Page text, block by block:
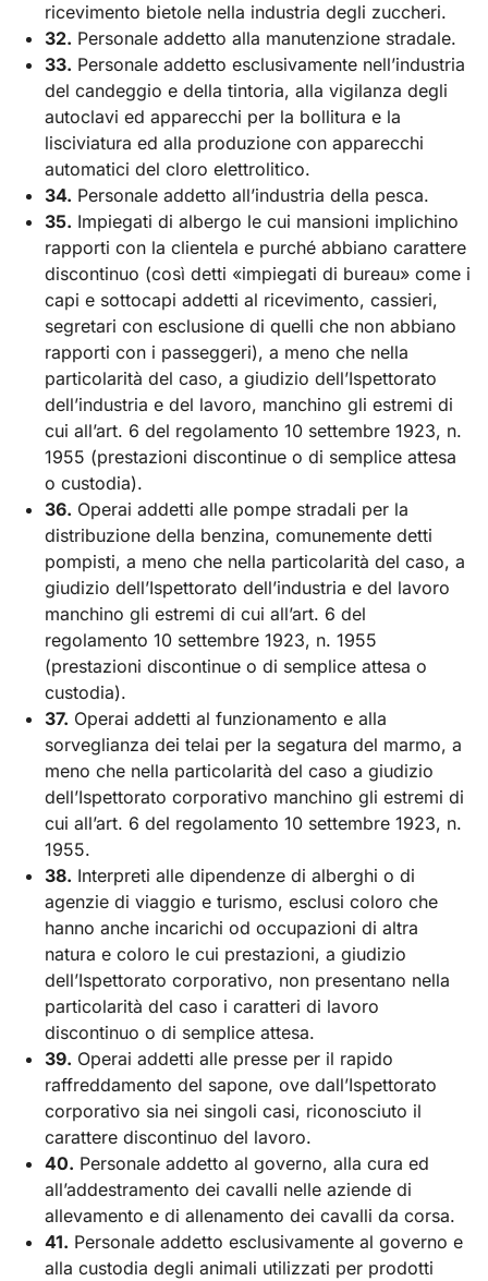
ricevimento bietole nella industria degli zuccheri.
32. Personale addetto alla manutenzione stradale.
33. Personale addetto esclusivamente nell’industria
del candeggio e della tintoria, alla vigilanza degli
autoclavi ed apparecchi per la bollitura e la
lisciviatura ed alla produzione con apparecchi
automatici del cloro elettrolitico.
34. Personale addetto all’industria della pesca.
35. Impiegati di albergo le cui mansioni implichino
rapporti con la clientela e purché abbiano carattere
discontinuo (così detti «impiegati di bureau» come i
capi e sottocapi addetti al ricevimento, cassieri,
segretari con esclusione di quelli che non abbiano
rapporti con i passeggeri), a meno che nella
particolarità del caso, a giudizio dell’Ispettorato
dell’industria e del lavoro, manchino gli estremi di
cui all’art. 6 del regolamento 10 settembre 1923, n.
1955 (prestazioni discontinue o di semplice attesa
o custodia).
36. Operai addetti alle pompe stradali per la
distribuzione della benzina, comunemente detti
pompisti, a meno che nella particolarità del caso, a
giudizio dell’Ispettorato dell’industria e del lavoro
manchino gli estremi di cui all’art. 6 del
regolamento 10 settembre 1923, n. 1955
(prestazioni discontinue o di semplice attesa o
custodia).
37. Operai addetti al funzionamento e alla
sorveglianza dei telai per la segatura del marmo, a
meno che nella particolarità del caso a giudizio
dell’Ispettorato corporativo manchino gli estremi di
cui all’art. 6 del regolamento 10 settembre 1923, n.
1955.
38. Interpreti alle dipendenze di alberghi o di
agenzie di viaggio e turismo, esclusi coloro che
hanno anche incarichi od occupazioni di altra
natura e coloro le cui prestazioni, a giudizio
dell’Ispettorato corporativo, non presentano nella
particolarità del caso i caratteri di lavoro
discontinuo o di semplice attesa.
39. Operai addetti alle presse per il rapido
raffreddamento del sapone, ove dall’Ispettorato
corporativo sia nei singoli casi, riconosciuto il
carattere discontinuo del lavoro.
40. Personale addetto al governo, alla cura ed
all’addestramento dei cavalli nelle aziende di
allevamento e di allenamento dei cavalli da corsa.
41. Personale addetto esclusivamente al governo e
alla custodia degli animali utilizzati per prodotti